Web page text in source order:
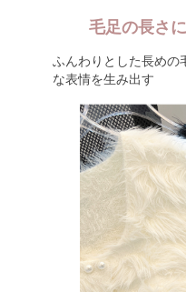
毛足の長さ
ふんわりとした長めの
な表情を生み出す